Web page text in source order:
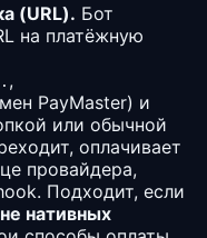
(URL). Бот
на платёжную
,
PayMaster) и
или обычной
оплачивает
провайдера,
Подходит, если
нативных